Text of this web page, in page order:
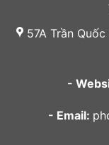
57A Trần Quốc
-
- Email: